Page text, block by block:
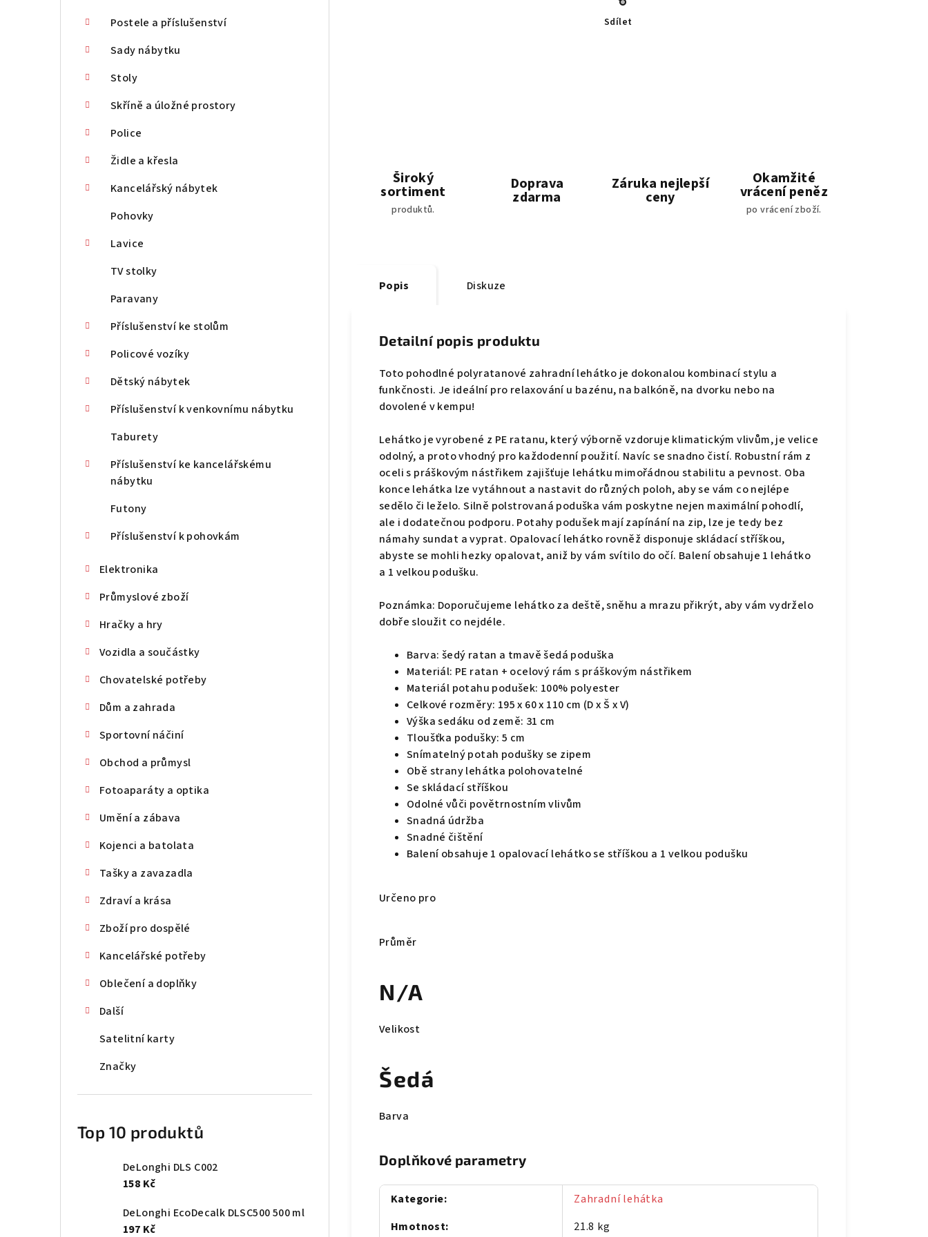
Postele a příslušenství
Sady nábytku
Stoly
Skříně a úložné prostory
Police
Židle a křesla
Kancelářský nábytek
Pohovky
Lavice
TV stolky
Paravany
Příslušenství ke stolům
Policové vozíky
Dětský nábytek
Příslušenství k venkovnímu nábytku
Taburety
Příslušenství ke kancelářskému
nábytku
Futony
Příslušenství k pohovkám
Elektronika
Průmyslové zboží
Hračky a hry
Vozidla a součástky
Chovatelské potřeby
Dům a zahrada
Sportovní náčiní
Obchod a průmysl
Fotoaparáty a optika
Umění a zábava
Kojenci a batolata
Tašky a zavazadla
Zdraví a krása
Zboží pro dospělé
Kancelářské potřeby
Oblečení a doplňky
Další
Satelitní karty
Značky
Top 10 produktů
DeLonghi DLS C002
158 Kč
DeLonghi EcoDecalk DLSC500 500 ml
197 Kč
Sdílet
Široký
sortiment
produktů.
Doprava
zdarma
Záruka nejlepší
ceny
Okamžité
vrácení peněz
po vrácení zboží.
Popis Diskuze
Detailní popis produktu
Toto pohodlné polyratanové zahradní lehátko je dokonalou kombinací stylu a
funkčnosti. Je ideální pro relaxování u bazénu, na balkóně, na dvorku nebo na
dovolené v kempu!
Lehátko je vyrobené z PE ratanu, který výborně vzdoruje klimatickým vlivům, je velice
odolný, a proto vhodný pro každodenní použití. Navíc se snadno čistí. Robustní rám z
oceli s práškovým nástřikem zajišťuje lehátku mimořádnou stabilitu a pevnost. Oba
konce lehátka lze vytáhnout a nastavit do různých poloh, aby se vám co nejlépe
sedělo či leželo. Silně polstrovaná poduška vám poskytne nejen maximální pohodlí,
ale i dodatečnou podporu. Potahy podušek mají zapínání na zip, lze je tedy bez
námahy sundat a vyprat. Opalovací lehátko rovněž disponuje skládací stříškou,
abyste se mohli hezky opalovat, aniž by vám svítilo do očí. Balení obsahuje 1 lehátko
a 1 velkou podušku.
Poznámka: Doporučujeme lehátko za deště, sněhu a mrazu přikrýt, aby vám vydrželo
dobře sloužit co nejdéle.
Barva: šedý ratan a tmavě šedá poduška
Materiál: PE ratan + ocelový rám s práškovým nástřikem
Materiál potahu podušek: 100% polyester
Celkové rozměry: 195 x 60 x 110 cm (D x Š x V)
Výška sedáku od země: 31 cm
Tloušťka podušky: 5 cm
Snímatelný potah podušky se zipem
Obě strany lehátka polohovatelné
Se skládací stříškou
Odolné vůči povětrnostním vlivům
Snadná údržba
Snadné čištění
Balení obsahuje 1 opalovací lehátko se stříškou a 1 velkou podušku
Určeno pro
Průměr
N/A
Velikost
Šedá
Barva
Doplňkové parametry
Kategorie:
Zahradní lehátka
Hmotnost:
21.8 kg